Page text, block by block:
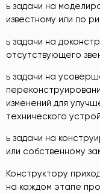
ь задачи на
известному или по
ь задачи на
отсутствующего
ь задачи на
изменений для
технического
ь задачи на
или собственному
Конструктору
на каждом этапе